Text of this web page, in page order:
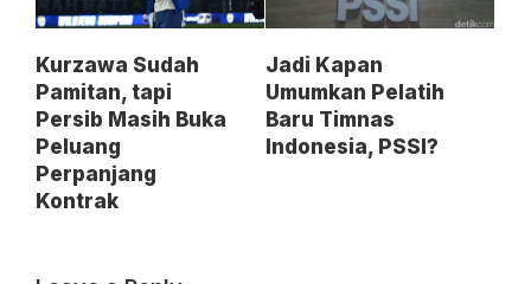
Kurzawa Sudah
Pamitan, tapi
Persib Masih Buka
Peluang
Perpanjang
Kontrak
Jadi Kapan
Umumkan Pelatih
Baru Timnas
Indonesia, PSSI?